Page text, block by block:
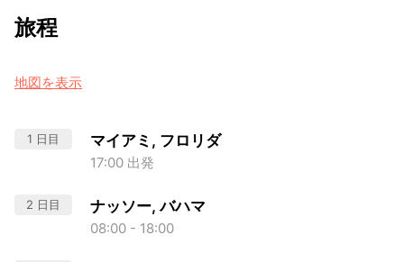
旅程
地図を表示
1 日目 マイアミ, フロリダ
17:00 出発
2 日目 ナッソー, バハマ
08:00 - 18:00